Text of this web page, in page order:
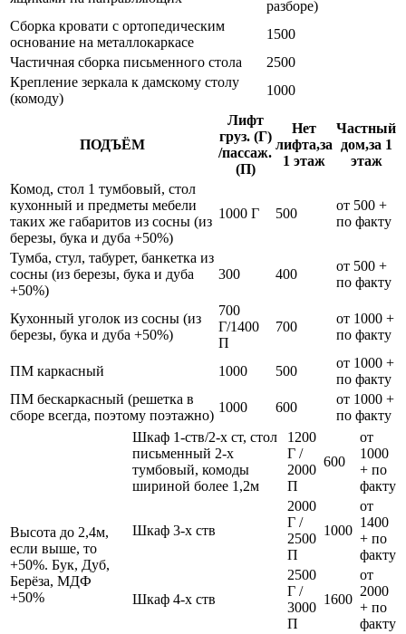
разборе)
Сборка кровати с ортопедическим
основание на металлокаркасе
1500
Частичная сборка письменного стола
2500
Крепление зеркала к дамскому столу
(комоду)
1000
ПОДЪЁМ
Лифт
груз. (Г)
/пассаж.
(П)
Нет
лифта,за
1 этаж
Частный
дом,за 1
этаж
Комод, стол 1 тумбовый, стол
кухонный и предметы мебели
таких же габаритов из сосны (из
березы, бука и дуба +50%)
1000 Г 500
от 500 +
по факту
Тумба, стул, табурет, банкетка из
сосны (из березы, бука и дуба
+50%)
300 400
от 500 +
по факту
Кухонный уголок из сосны (из
березы, бука и дуба +50%)
700
Г/1400
П
700
от 1000 +
по факту
ПМ каркасный 1000 500
от 1000 +
по факту
ПМ бескаркасный (решетка в
сборе всегда, поэтому поэтажно)
1000 600
от 1000 +
по факту
Высота до 2,4м,
если выше, то
+50%. Бук, Дуб,
Берёза, МДФ
+50%
Шкаф 1-ств/2-х ст, стол
письменный 2-х
тумбовый, комоды
шириной более 1,2м
1200
Г /
2000
П
600
от
1000
+ по
факту
Шкаф 3-х ств
2000
Г /
2500
П
1000
от
1400
+ по
факту
Шкаф 4-х ств
2500
Г /
3000
П
1600
от
2000
+ по
факту